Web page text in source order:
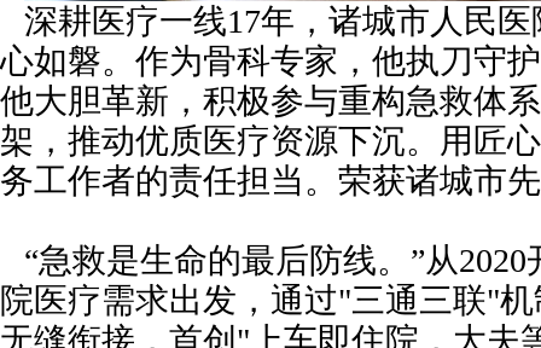
深耕医疗一线17年，诸城市人民
心如磐。作为骨科专家，他执刀守
他大胆革新，积极参与重构急救体
架，推动优质医疗资源下沉。用匠
务工作者的责任担当。荣获诸城市
“急救是生命的最后防线。”从
院医疗需求出发，通过"三通三联"
无缝衔接，首创"上车即住院，大夫